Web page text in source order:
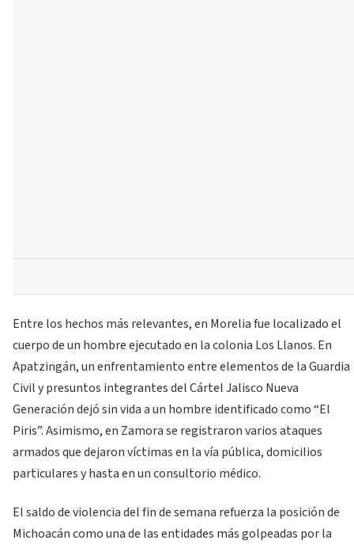
Entre los hechos más relevantes, en Morelia fue localizado el
cuerpo de un hombre ejecutado en la colonia Los Llanos. En
Apatzingán, un enfrentamiento entre elementos de la Guardia
Civil y presuntos integrantes del Cártel Jalisco Nueva
Generación dejó sin vida a un hombre identificado como “El
Piris”. Asimismo, en Zamora se registraron varios ataques
armados que dejaron víctimas en la vía pública, domicilios
particulares y hasta en un consultorio médico.
El saldo de violencia del fin de semana refuerza la posición de
Michoacán como una de las entidades más golpeadas por la